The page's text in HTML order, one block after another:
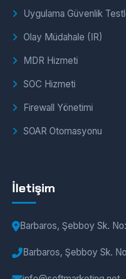
Uygulama Güvenlik
Olay Müdahale (IR)
MDR Hizmeti
SOC Hizmeti
Firewall Yönetimi
SOAR Otomasyonu
İletişim
Barbaros, Şebboy Sk.
Barbaros, Şebboy Sk.